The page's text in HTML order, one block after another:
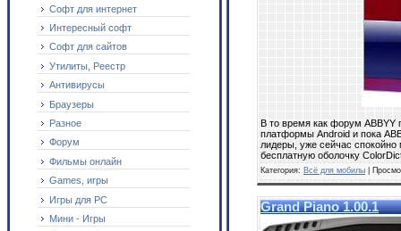
Софт для интернет
Интересный софт
Софт для сайтов
Утилиты, Реестр
Антивирусы
Браузеры
Разное
Форум
Фильмы онлайн
Games, игры
Игры для PC
Мини - Игры
В то время как форум ABBYY
платформы Android и пока
лидеры, уже сейчас спокойно
бесплатную оболочку
Категория: Всё для мобилы |
Grand Piano 1.00.1